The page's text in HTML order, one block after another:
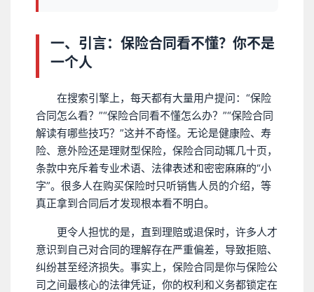
一、引言：保险合同看不懂？你不是
一个人
在搜索引擎上，每天都有大量用户提问：“保险
合同怎么看？”“保险合同看不懂怎么办？”“保险合同
解读有哪些技巧？”这并不奇怪。无论是健康险、寿
险、意外险还是理财型保险，保险合同动辄几十页，
条款中充斥着专业术语、法律表述和密密麻麻的“小
字”。很多人在购买保险时只听销售人员的介绍，等
真正拿到合同后才发现根本看不明白。
更令人担忧的是，直到理赔或退保时，许多人才
意识到自己对合同的理解存在严重偏差，导致拒赔、
纠纷甚至经济损失。事实上，保险合同是你与保险公
司之间最核心的法律凭证，你的权利和义务都锁定在